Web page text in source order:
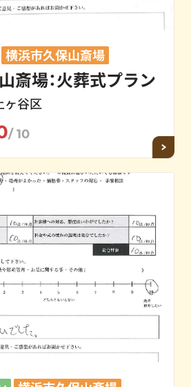
横浜市久保山斎場
斎場：火葬式プラン
ヶ谷区
/ 10